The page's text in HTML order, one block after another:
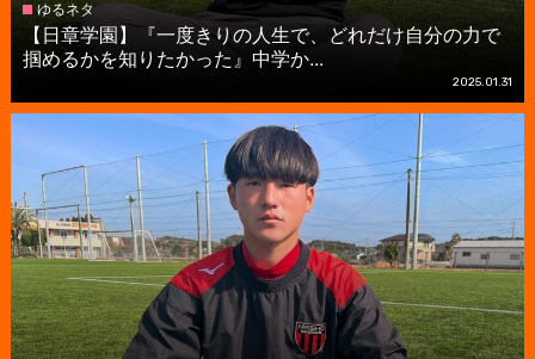
ゆるネタ
【日章学園】『一度きりの人生で、どれだけ自分の力で
掴めるかを知りたかった』中学か...
2025.01.31